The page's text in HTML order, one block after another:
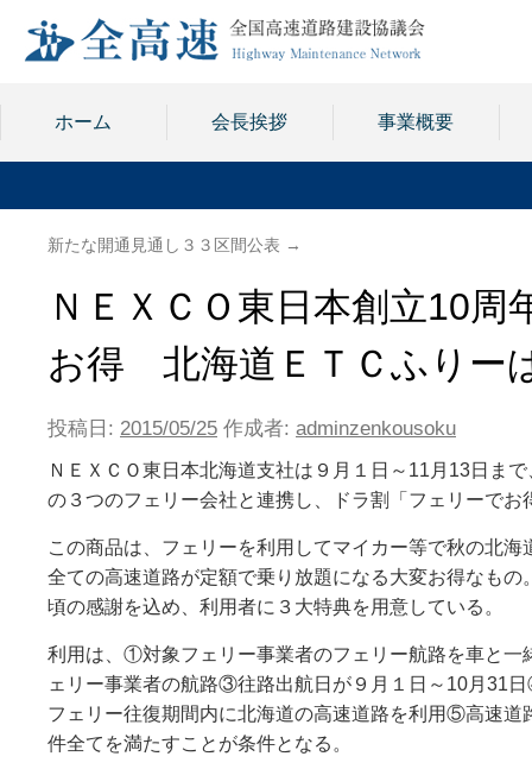
ホーム 会長挨拶 事業概要
新たな開通見通し３３区間公表 →
ＮＥＸＣＯ東日本創立10
お得 北海道ＥＴＣふりー
投稿日: 2015/05/25 作成者: adminzenkousoku
ＮＥＸＣＯ東日本北海道支社は９月１日～11月13日ま
の３つのフェリー会社と連携し、ドラ割「フェリーで
この商品は、フェリーを利用してマイカー等で秋の北
全ての高速道路が定額で乗り放題になる大変お得なも
頃の感謝を込め、利用者に３大特典を用意している。
利用は、①対象フェリー事業者のフェリー航路を車と
ェリー事業者の航路③往路出航日が９月１日～10月31
フェリー往復期間内に北海道の高速道路を利用⑤高速
件全てを満たすことが条件となる。